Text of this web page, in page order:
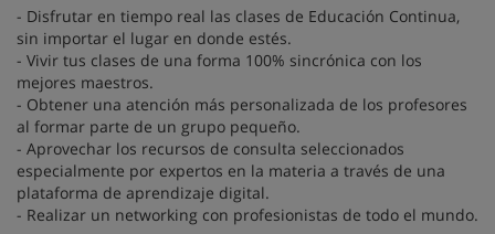
- Disfrutar en tiempo real las clases de Educación Continua,
sin importar el lugar en donde estés.
- Vivir tus clases de una forma 100% sincrónica con los
mejores maestros.
- Obtener una atención más personalizada de los profesores
al formar parte de un grupo pequeño.
- Aprovechar los recursos de consulta seleccionados
especialmente por expertos en la materia a través de una
plataforma de aprendizaje digital.
- Realizar un networking con profesionistas de todo el mundo.